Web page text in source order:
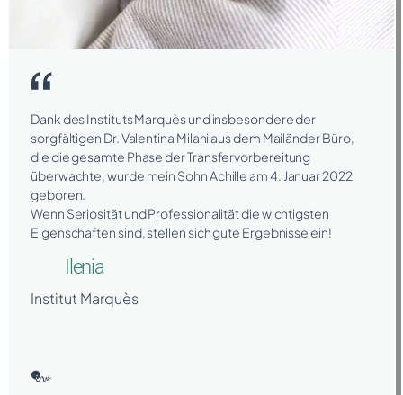
Dank des Instituts Marquès und insbesondere der
sorgfältigen Dr. Valentina Milani aus dem Mailänder Büro,
die die gesamte Phase der Transfervorbereitung
überwachte, wurde mein Sohn Achille am 4. Januar 2022
geboren.
Wenn Seriosität und Professionalität die wichtigsten
Eigenschaften sind, stellen sich gute Ergebnisse ein!
Ilenia
Institut Marquès